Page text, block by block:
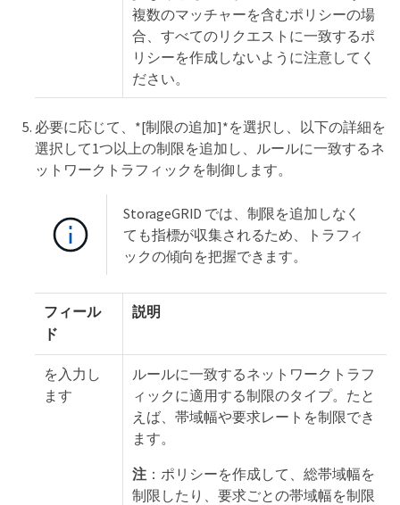
複数のマッチャーを含むポリシーの場
合、すべてのリクエストに一致するポ
リシーを作成しないように注意してく
ださい。
必要に応じて、*[制限の追加]*を選択し、以下の詳細を
選択して1つ以上の制限を追加し、ルールに一致するネ
ットワークトラフィックを制御します。
StorageGRID では、制限を追加しなく
ても指標が収集されるため、トラフィ
ックの傾向を把握できます。
フィール
ド
説明
を入力し
ます
ルールに一致するネットワークトラフ
ィックに適用する制限のタイプ。たと
えば、帯域幅や要求レートを制限でき
ます。
注：ポリシーを作成して、総帯域幅を
制限したり、要求ごとの帯域幅を制限